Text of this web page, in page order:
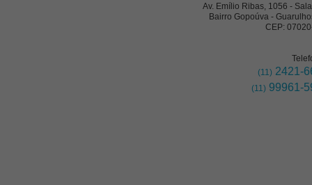
Av. Emílio Ribas, 1056 -
Bairro Gopoúva -
CEP:
(11) 2421-
(11) 99961-